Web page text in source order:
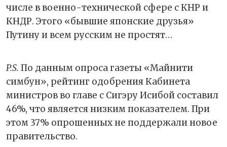
числе в военно-технической сфере с КНР и
КНДР. Этого «бывшие японские друзья»
Путину и всем русским не простят…
P.S. По данным опроса газеты «Майнити
симбун», рейтинг одобрения Кабинета
министров во главе с Сигэру Исибой составил
46%, что является низким показателем. При
этом 37% опрошенных не поддержали новое
правительство.